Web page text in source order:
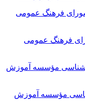
فرهنگ عمومی
مؤسسه آموزش